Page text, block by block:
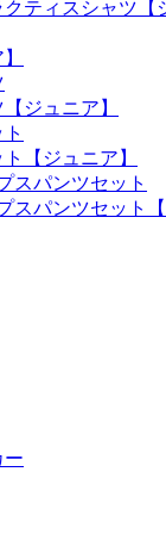
ティスシャツ【
ジュニア】
【ジュニア】
スパンツセット
スパンツセット【
ー